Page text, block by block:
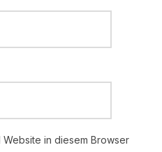
Website in diesem Browser